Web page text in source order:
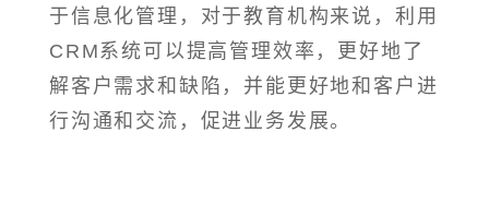
于信息化管理，对于教育机构来说，利用
CRM系统可以提高管理效率，更好地了
解客户需求和缺陷，并能更好地和客户进
行沟通和交流，促进业务发展。